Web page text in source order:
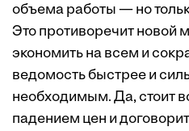
объема работы — но
Это противоречит новой
экономить на всем и
ведомость быстрее и
необходимым. Да, стоит
падением цен и